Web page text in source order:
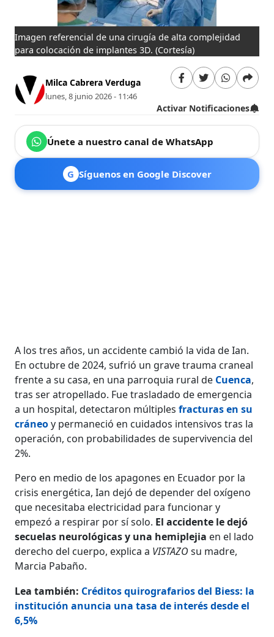
Imagen referencial de una cirugía de alta complejidad
para colocación de implantes 3D. (Cortesía)
Milca Cabrera Verduga
lunes, 8 junio 2026 - 11:46
Activar Notificaciones
Únete a nuestro canal de WhatsApp
G Síguenos en Google Discover
A los tres años, un accidente cambió la vida de Ian.
En octubre de 2024, sufrió un grave trauma craneal
frente a su casa, en una parroquia rural de Cuenca,
tras ser atropellado. Fue trasladado de emergencia
a un hospital, detectaron múltiplesfracturas en su
cráneoy permaneció en cuidados intensivos tras la
operación, con probabilidades de supervivencia del
2%.
Pero en medio de los apagones en Ecuador por la
crisis energética, Ian dejó de depender del oxígeno
que necesitaba electricidad para funcionar y
empezó a respirar por sí solo. El accidente le dejó
secuelas neurológicas y una hemiplejia en el lado
derecho del cuerpo, explica a VISTAZOsu madre,
Marcia Pabaño.
Lea también: Créditos quirografarios del Biess: la
institución anuncia una tasa de interés desde el
6,5%